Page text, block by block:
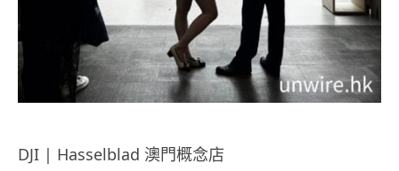
DJI | Hasselblad 澳門概念店